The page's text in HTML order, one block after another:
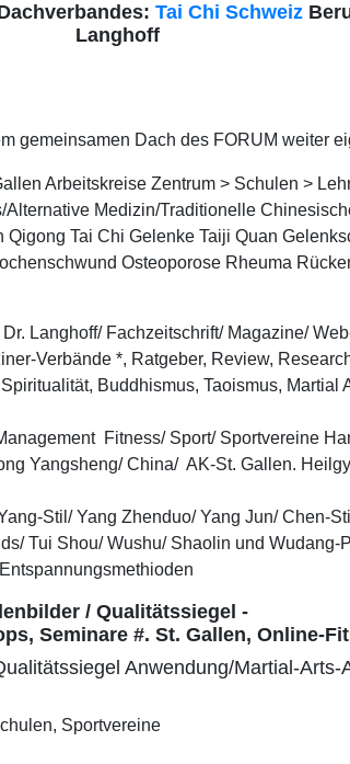
Tai Chi Schweiz
Langhoff
gemeinsamen Dach des FORUM weiter
Arbeitskreise Zentrum > Schulen >
Alternative Medizin/Traditionelle
Tai Chi Gelenke Taiji Quan
Osteoporose Rheuma
Langhoff/ Fachzeitschrift/ Magazine/
Verbände *, Ratgeber, Review,
Buddhismus, Taoismus,
Fitness/ Sport/ Sportvereine
Yangsheng/ China/ AK-St. Gallen.
Stil/ Yang Zhenduo/ Yang Jun/ Chen-
Tui Shou/ Wushu/ Shaolin und
/ Qualitätssiegel -
Seminare #. St. Gallen, Online-
Anwendung/Martial-
Sportvereine